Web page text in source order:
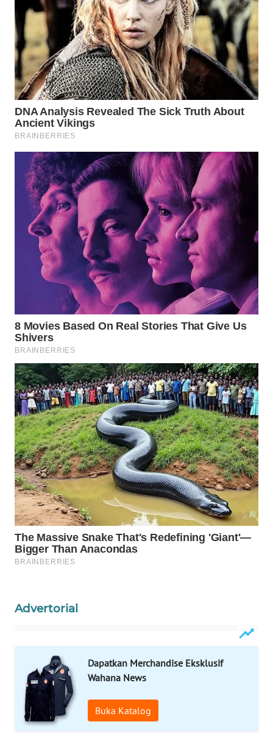
Advertorial
Dapatkan Merchandise Eksklusif
Wahana News
Buka Katalog
TANI
WAHANA
ADVOKAT
WAHANA
INFRASTRUKTUR
WAHANA
KONSUMEN
WAHANA
LISTRIK
WAHANA
TRAVEL
WAHANA
TV
WAHANANEWS
ID
WAHANANEWS
CO ID
WAHANANEWS
NET
WAHANA
SPORT
WAHANA
UMKM
WAHANA
SELEB
WAHANA
HEALTH
WAHANA
DESA